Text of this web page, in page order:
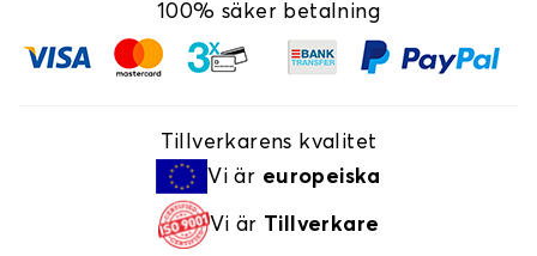
100% säker betalning
Tillverkarens kvalitet
Vi är europeiska
Vi är Tillverkare